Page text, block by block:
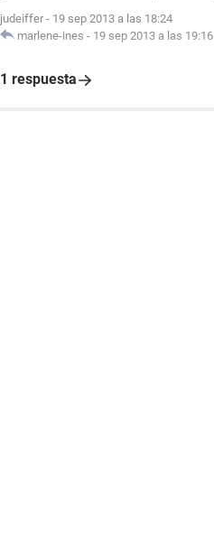
judeiffer - 19 sep 2013 a las 18:24
marlene-ines - 19 sep 2013 a las 19:16
1 respuesta